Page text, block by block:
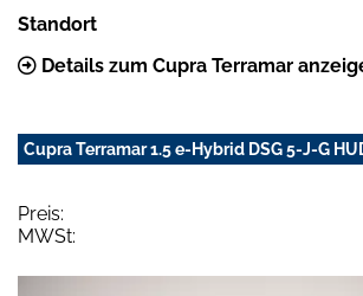
Standort
Details zum Cupra Terramar
Cupra Terramar 1.5 e-Hybrid DSG 5-J-G
Preis:
MWSt: